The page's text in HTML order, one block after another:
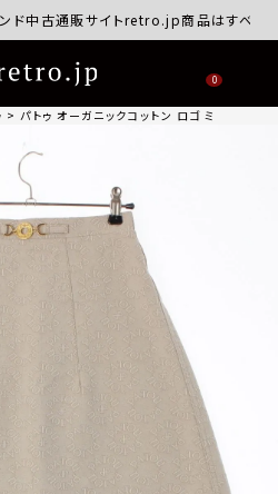
古通販サイトretro.jp商品はすべて正規
0
パトゥ オーガニックコットン ロゴ ミニ スカ